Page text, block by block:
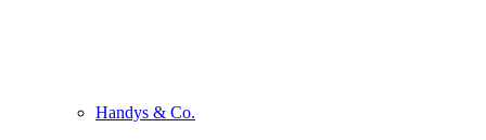
Handys & Co.